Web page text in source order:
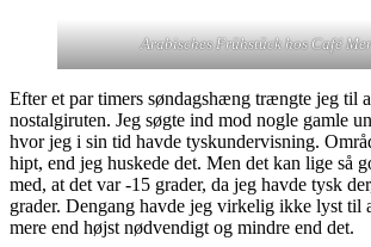
Arabisches Frühstück hos Café
Efter et par timers søndagshæng trængte jeg til
nostalgiruten. Jeg søgte ind mod nogle gamle
hvor jeg i sin tid havde tyskundervisning.
hipt, end jeg huskede det. Men det kan lige så
med, at det var -15 grader, da jeg havde tysk
grader. Dengang havde jeg virkelig ikke lyst til
mere end højst nødvendigt og mindre end det.